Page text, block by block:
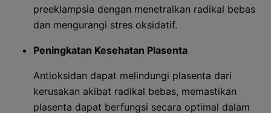
preeklampsia dengan menetralkan radikal bebas
dan mengurangi stres oksidatif.
Peningkatan Kesehatan Plasenta
Antioksidan dapat melindungi plasenta dari
kerusakan akibat radikal bebas, memastikan
plasenta dapat berfungsi secara optimal dalam